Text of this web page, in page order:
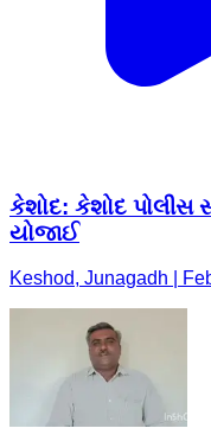
કેશોદ: કેશોદ પોલીસ
યોજાઈ
Keshod, Junagadh |